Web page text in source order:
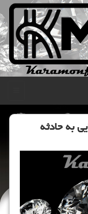
به حادثه